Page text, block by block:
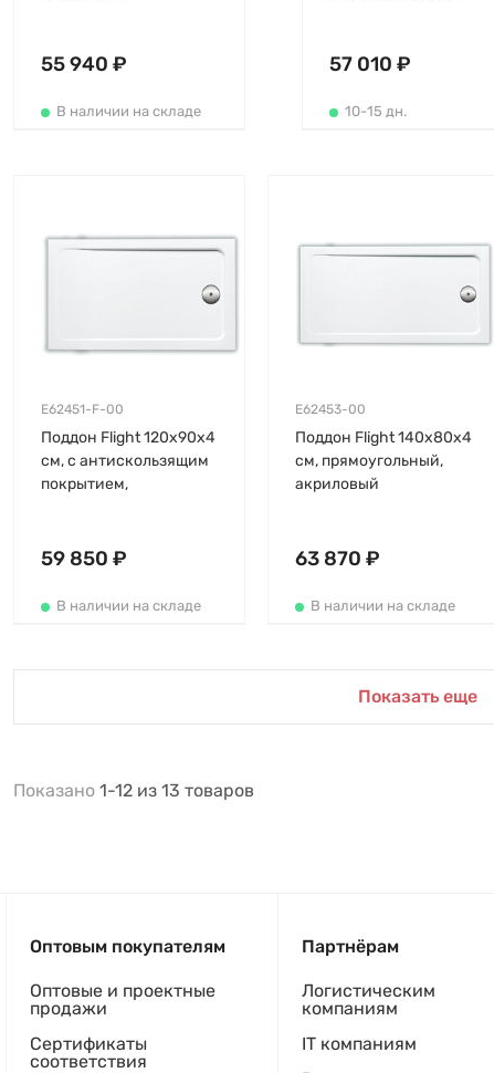
55 940 ₽
В наличии на складе
57 010 ₽
10-15 дн.
E62451-F-00
Поддон Flight 120х90х4
см, с антискользящим
покрытием,
59 850 ₽
В наличии на складе
E62453-00
Поддон Flight 140х80х4
см, прямоугольный,
акриловый
63 870 ₽
В наличии на складе
Показать еще
Показано 1-12 из 13 товаров
Оптовым покупателям
Оптовые и проектные
продажи
Сертификаты
соответствия
Партнёрам
Логистическим
компаниям
IT компаниям